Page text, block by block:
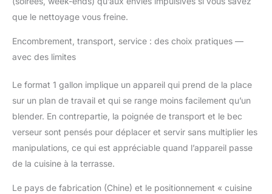
que le nettoyage vous freine.
Encombrement, transport, service : des choix pratiques —
avec des limites
Le format 1 gallon implique un appareil qui prend de la place
sur un plan de travail et qui se range moins facilement qu’un
blender. En contrepartie, la poignée de transport et le bec
verseur sont pensés pour déplacer et servir sans multiplier les
manipulations, ce qui est appréciable quand l’appareil passe
de la cuisine à la terrasse.
Le pays de fabrication (Chine) et le positionnement « cuisine